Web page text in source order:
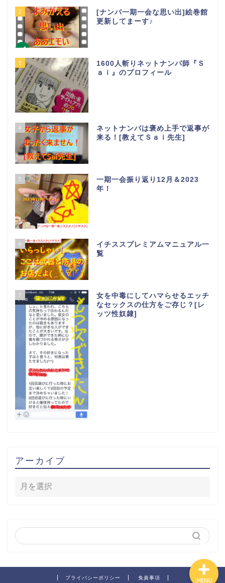
2
[ナンパ一期一会な思い出]絵巻館
更新してまーす♪
3
1600人斬りネットナンパ師『Ｓ
ａｉ』のプロフィール
4
ネットナンパは褒め上手で返事が
来る！[教えてＳａｉ先生]
5
一期一会振り返り12月＆2023
年！
6
イチススプレミアムマニュアル一
覧
7
女を中毒にしてハマらせるエッチ
なセックスの仕方をご存じ？[レ
ッツ性奴隷]
アーカイブ
プライバシーポリシー 免責事項 MENU
役立ちアイテム